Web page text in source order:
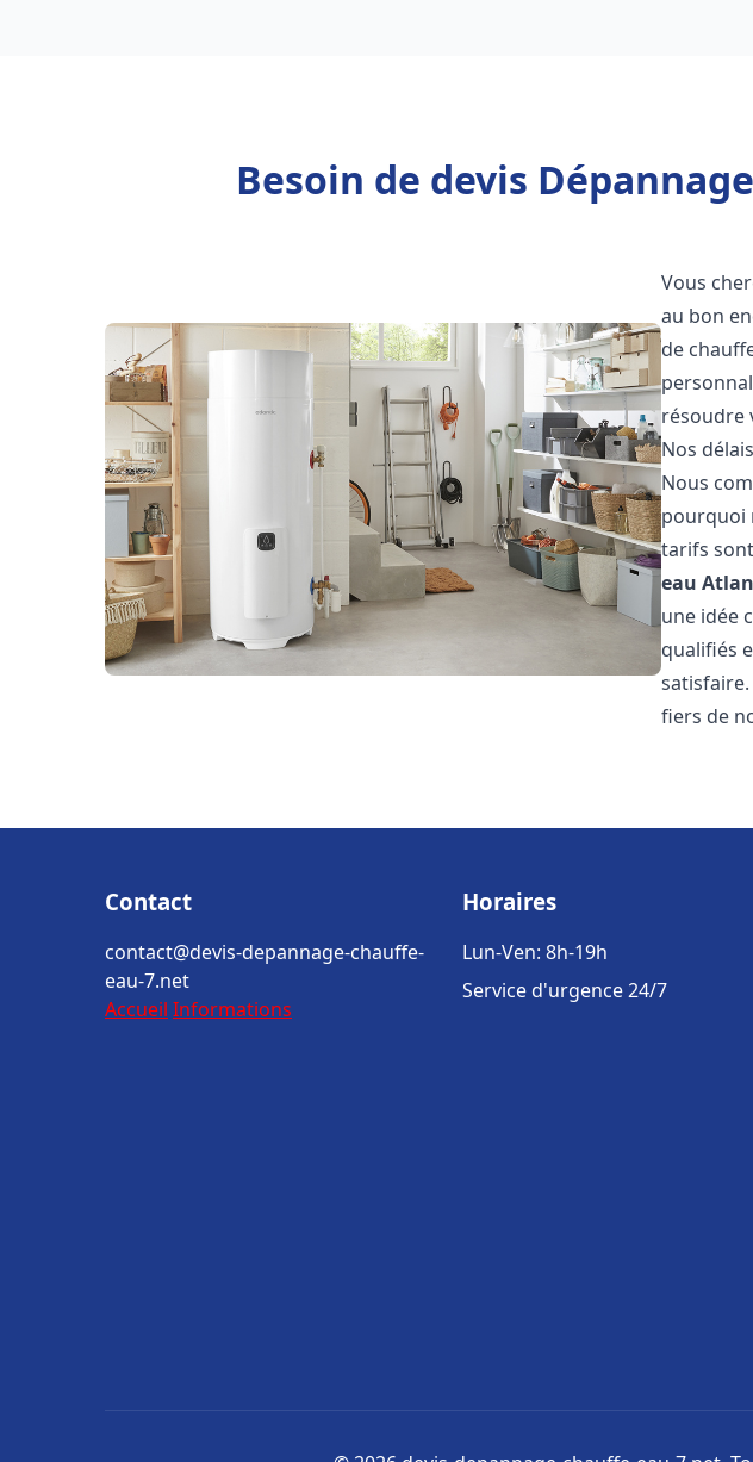
Besoin de devis
Vous
au bon
de
résoudre
Nos
Nous
pourquoi
tarifs
eau
une idée
qualifiés
fiers de
Contact
contact@devis-depannage-chauffe-
eau-7.net
Accueil Informations
Horaires
Lun-Ven: 8h-19h
Service d'urgence 24/7